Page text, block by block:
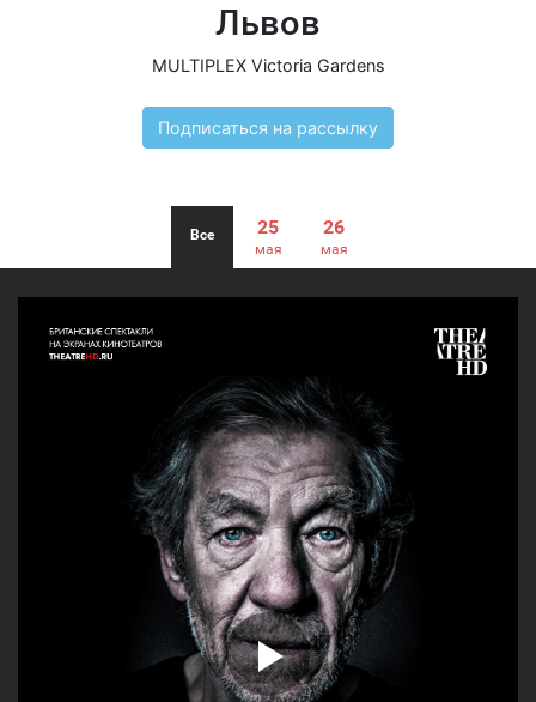
Львов
MULTIPLEX Victoria Gardens
Подписаться на рассылку
Все 25
мая
26
мая